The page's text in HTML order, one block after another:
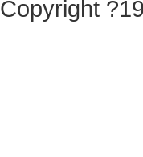
Copyright